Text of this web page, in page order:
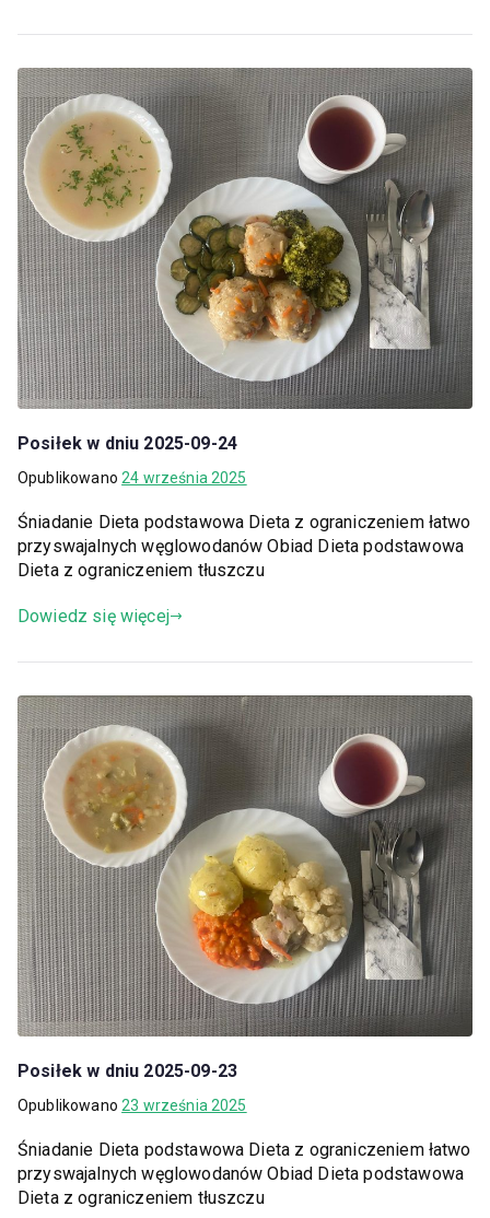
Posiłek w dniu 2025-09-24
Opublikowano24 września 2025
Śniadanie Dieta podstawowa Dieta z ograniczeniem łatwo
przyswajalnych węglowodanów Obiad Dieta podstawowa
Dieta z ograniczeniem tłuszczu
Dowiedz się więcej
Posiłek w dniu 2025-09-23
Opublikowano23 września 2025
Śniadanie Dieta podstawowa Dieta z ograniczeniem łatwo
przyswajalnych węglowodanów Obiad Dieta podstawowa
Dieta z ograniczeniem tłuszczu